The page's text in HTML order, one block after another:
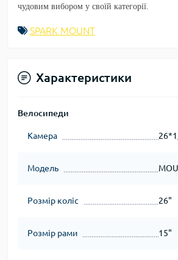
чудовим вибором у своїй категорії.
SPARK MOUNT
Характеристики
Велосипеди
Камера
Модель
Розмір коліс 26"
Розмір рами 15"